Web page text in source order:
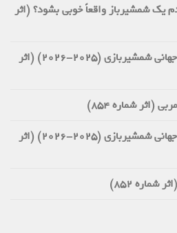
یک شمشیرباز واقعاً خوبی بشود؟ (اثر
قوانین تکنیکی فدراسیون جهانی شمشیربازی (2025-2026) (اثر
(اثر شماره 854)
قوانین تکنیکی فدراسیون جهانی شمشیربازی (2025-2026) (اثر
852)